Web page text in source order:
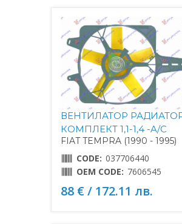
ВЕНТИЛАТОР
КОМПЛЕКТ 1,1-1,4 -A/C
FIAT TEMPRA (1990 - 1995)
CODE: 037706440
OEM CODE: 7606545
88 € / 172.11 лв.